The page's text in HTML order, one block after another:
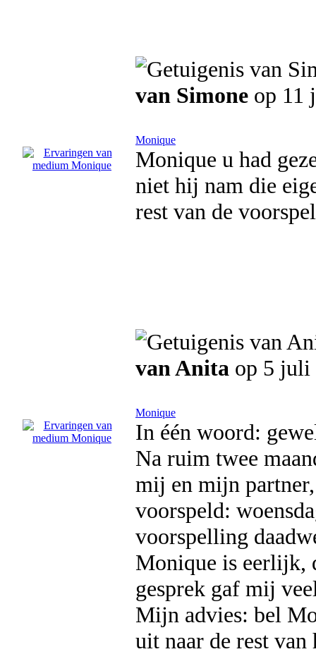
van Simone op 11
Monique
Monique u had
niet hij nam die
rest van de
van Anita op 5 juli
Monique
In één woord:
Na ruim twee
mij en mijn
voorspeld:
voorspelling
Monique is eerlijk,
gesprek gaf mij
Mijn advies: bel
uit naar de rest